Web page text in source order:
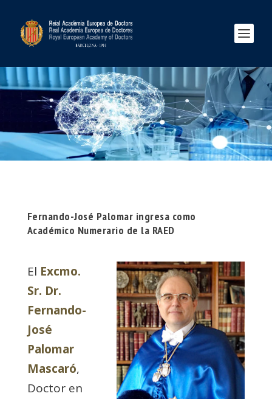
Fernando-José Palomar ingresa como
Académico Numerario de la RAED
El Excmo.
Sr. Dr.
Fernando-
José
Palomar
Mascaró,
Doctor en